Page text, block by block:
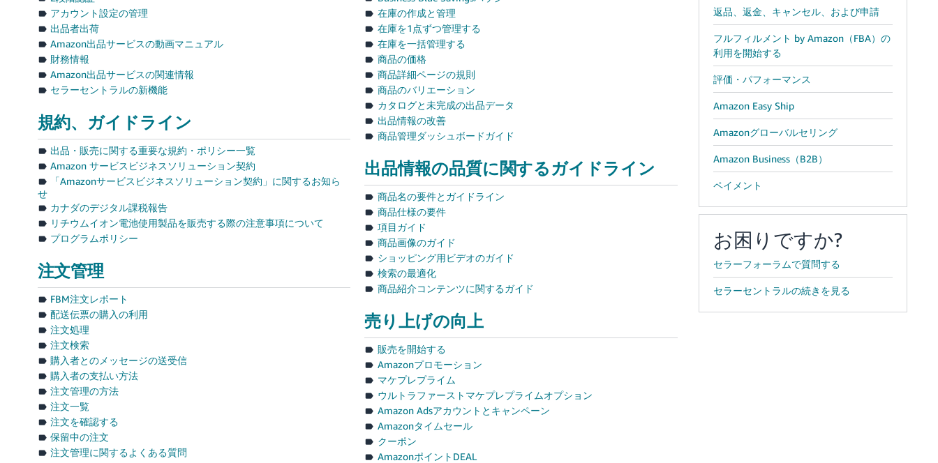
アカウント設定の管理
出品者出荷
Amazon出品サービスの動画マニュアル
財務情報
Amazon出品サービスの関連情報
セラーセントラルの新機能
規約、ガイドライン
出品・販売に関する重要な規約・ポリシー一覧
Amazon サービスビジネスソリューション契約
「Amazonサービスビジネスソリューション契約」に関するお知ら
せ
カナダのデジタル課税報告
リチウムイオン電池使用製品を販売する際の注意事項について
プログラムポリシー
注文管理
FBM注文レポート
配送伝票の購入の利用
注文処理
注文検索
購入者とのメッセージの送受信
購入者の支払い方法
注文管理の方法
注文一覧
注文を確認する
保留中の注文
注文管理に関するよくある質問
在庫の作成と管理
在庫を1点ずつ管理する
在庫を一括管理する
商品の価格
商品詳細ページの規則
商品のバリエーション
カタログと未完成の出品データ
出品情報の改善
商品管理ダッシュボードガイド
出品情報の品質に関するガイドライン
商品名の要件とガイドライン
商品仕様の要件
項目ガイド
商品画像のガイド
ショッピング用ビデオのガイド
検索の最適化
商品紹介コンテンツに関するガイド
売り上げの向上
販売を開始する
Amazonプロモーション
マケプレプライム
ウルトラファーストマケプレプライムオプション
Amazon Adsアカウントとキャンペーン
Amazonタイムセール
クーポン
AmazonポイントDEAL
返品、返金、キャンセル、および申請
フルフィルメント by Amazon（FBA）の
利用を開始する
評価・パフォーマンス
Amazon Easy Ship
Amazonグローバルセリング
Amazon Business（B2B）
ペイメント
お困りですか?
セラーフォーラムで質問する
セラーセントラルの続きを見る